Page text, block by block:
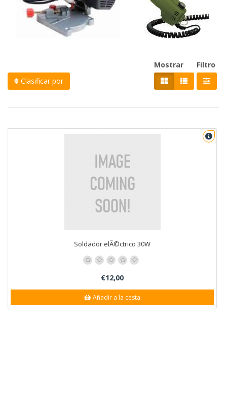
Clasificar por
Filtro
Mostrar
Soldador elÃ©ctrico 30W
€12,00
Añadir a la cesta